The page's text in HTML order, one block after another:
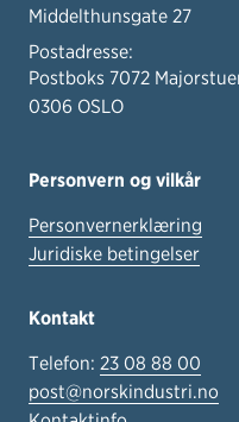
Middelthunsgate 27
Postadresse:
Postboks 7072
0306 OSLO
Personvern og vilkår
Personvernerklæring
Juridiske betingelser
Kontakt
Telefon: 23 08 88 00
post@norskindustri.no